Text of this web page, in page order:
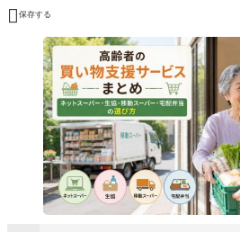
 保存する